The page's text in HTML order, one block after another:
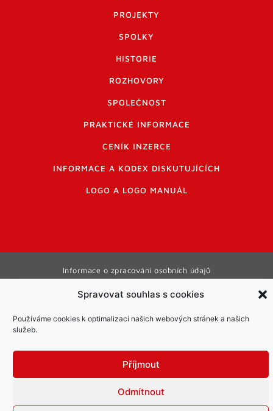
Spravovat souhlas s cookies
Používáme cookies k optimalizaci našich webových stránek a našich
služeb.
Příjmout
Odmítnout
PROJEKTY
SPOLKY
HISTORIE
ROZHOVORY
SPOLEČNOST
PRAKTICKÉ INFORMACE
CENÍK INZERCE
INFORMACE A KODEX DISKUTUJÍCÍCH
LOGO A LOGO MANUÁL
Informace o zpracování osobních údajů